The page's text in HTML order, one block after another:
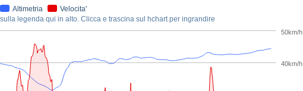
legenda qui in alto. Clicca e trascina sul hchart per ingrandire
Altimetria Velocita'
40km/h
50km/h